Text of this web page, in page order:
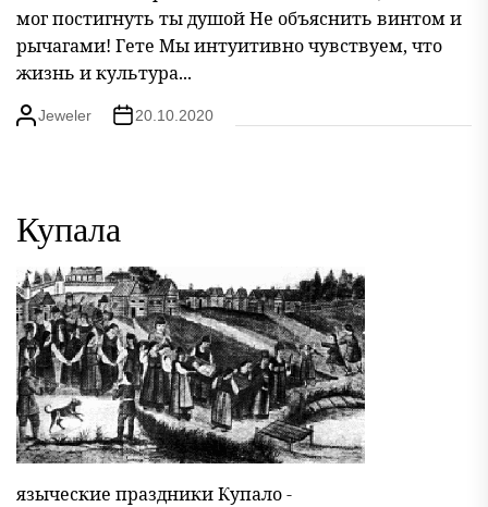
мог постигнуть ты душой Не объяснить винтом и
рычагами! Гете Мы интуитивно чувствуем, что
жизнь и культура...
Jeweler 20.10.2020
Купала
языческие праздники Купало -